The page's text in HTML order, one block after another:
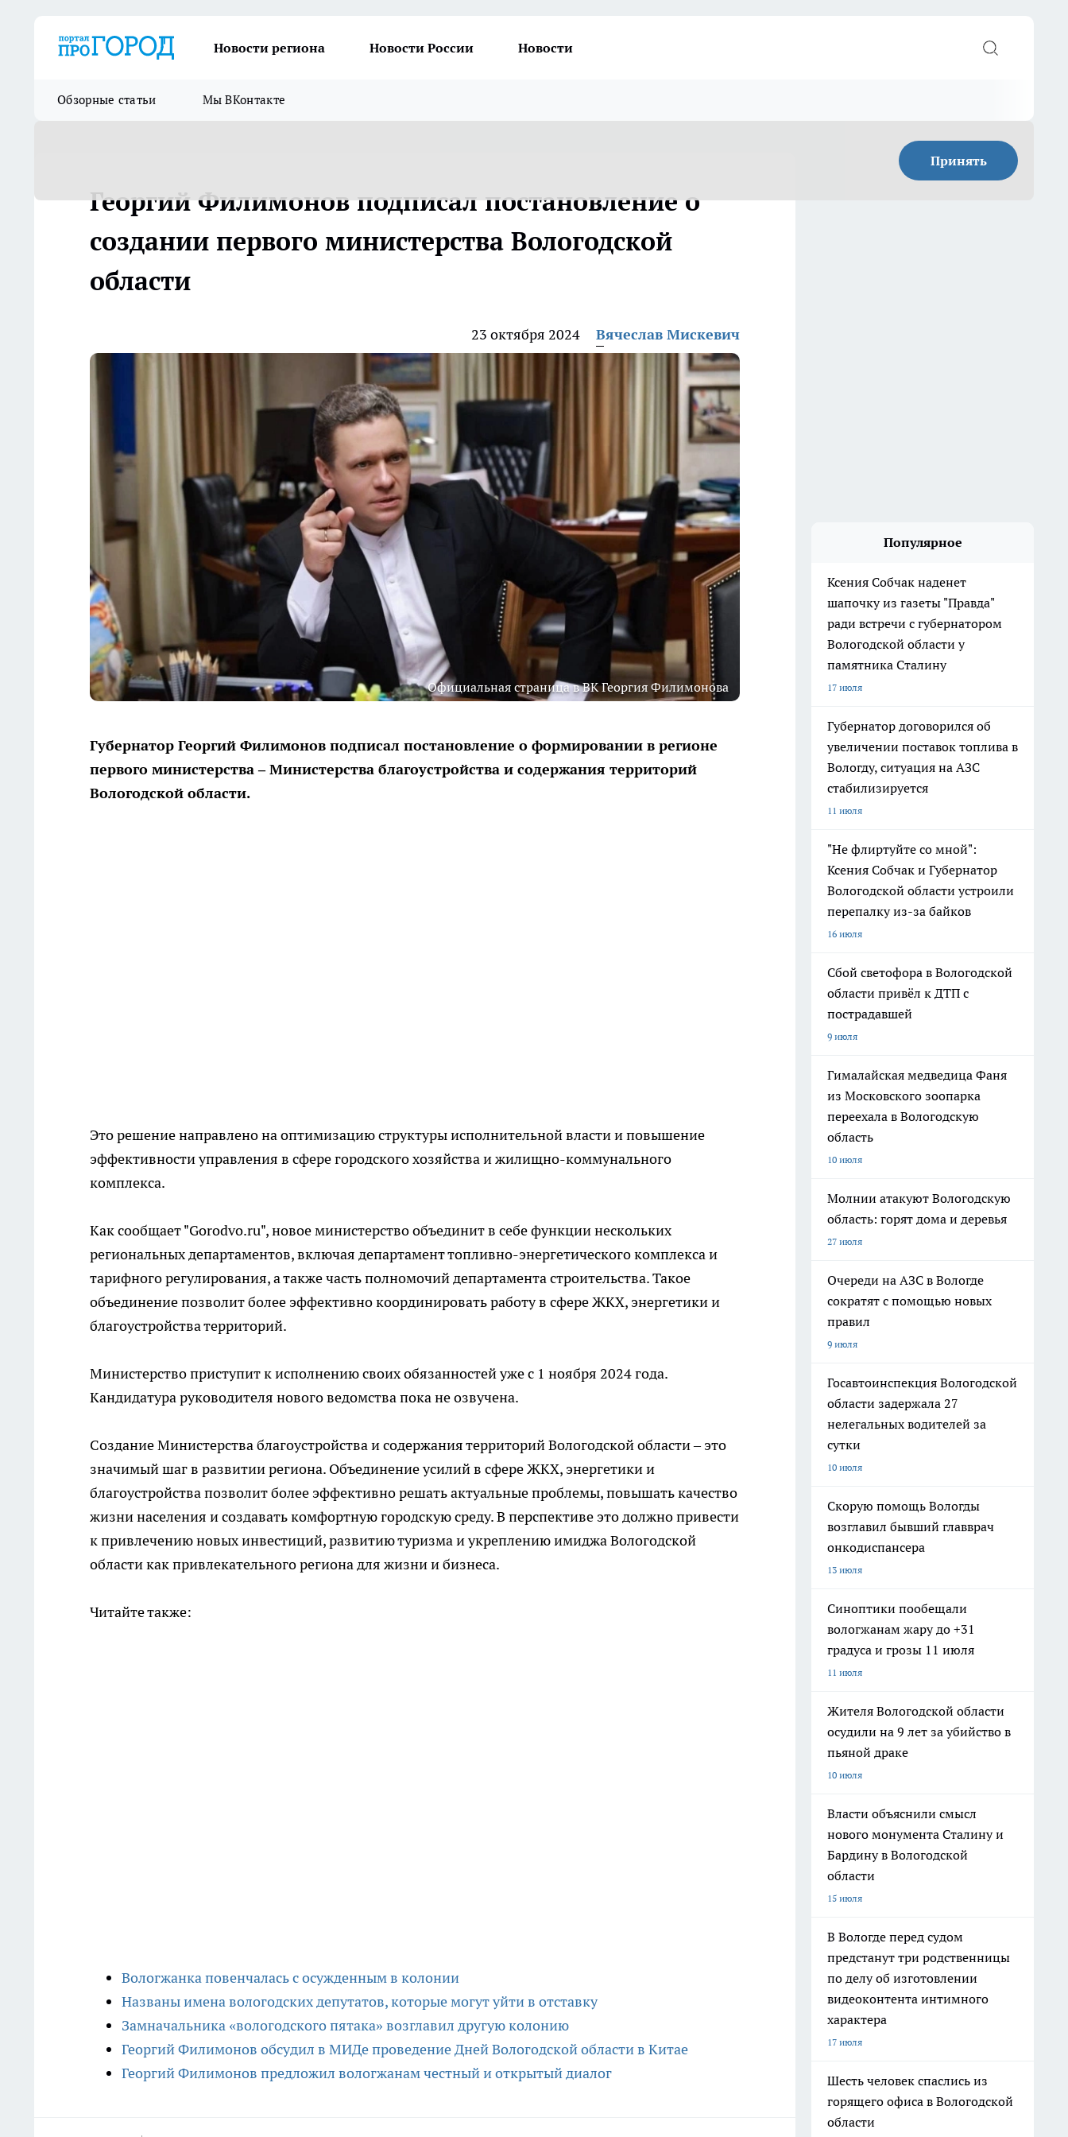
Новости региона Новости России Новости
Обзорные статьи Мы ВКонтакте
Принять
Георгий Филимонов подписал постановление о
создании первого министерства Вологодской
области
23 октября 2024 Вячеслав Мискевич
Официальная страница в ВК Георгия Филимонова
Губернатор Георгий Филимонов подписал постановление о формировании в регионе
первого министерства – Министерства благоустройства и содержания территорий
Вологодской области.
Это решение направлено на оптимизацию структуры исполнительной власти и повышение
эффективности управления в сфере городского хозяйства и жилищно-коммунального
комплекса.
Как сообщает "Gorodvo.ru", новое министерство объединит в себе функции нескольких
региональных департаментов, включая департамент топливно-энергетического комплекса и
тарифного регулирования, а также часть полномочий департамента строительства. Такое
объединение позволит более эффективно координировать работу в сфере ЖКХ, энергетики и
благоустройства территорий.
Министерство приступит к исполнению своих обязанностей уже с 1 ноября 2024 года.
Кандидатура руководителя нового ведомства пока не озвучена.
Создание Министерства благоустройства и содержания территорий Вологодской области – это
значимый шаг в развитии региона. Объединение усилий в сфере ЖКХ, энергетики и
благоустройства позволит более эффективно решать актуальные проблемы, повышать качество
жизни населения и создавать комфортную городскую среду. В перспективе это должно привести
к привлечению новых инвестиций, развитию туризма и укреплению имиджа Вологодской
области как привлекательного региона для жизни и бизнеса.
Читайте также:
Вологжанка повенчалась с осужденным в колонии
Названы имена вологодских депутатов, которые могут уйти в отставку
Замначальника «вологодского пятака» возглавил другую колонию
Георгий Филимонов обсудил в МИДе проведение Дней Вологодской области в Китае
Георгий Филимонов предложил вологжанам честный и открытый диалог
Популярное
Ксения Собчак наденет
шапочку из газеты "Правда"
ради встречи с губернатором
Вологодской области у
памятника Сталину
17 июля
Губернатор договорился об
увеличении поставок топлива в
Вологду, ситуация на АЗС
стабилизируется
11 июля
"Не флиртуйте со мной":
Ксения Собчак и Губернатор
Вологодской области устроили
перепалку из-за байков
16 июля
Сбой светофора в Вологодской
области привёл к ДТП с
пострадавшей
9 июля
Гималайская медведица Фаня
из Московского зоопарка
переехала в Вологодскую
область
10 июля
Молнии атакуют Вологодскую
область: горят дома и деревья
27 июля
Очереди на АЗС в Вологде
сократят с помощью новых
правил
9 июля
Госавтоинспекция Вологодской
области задержала 27
нелегальных водителей за
сутки
10 июля
Скорую помощь Вологды
возглавил бывший главврач
онкодиспансера
13 июля
Синоптики пообещали
вологжанам жару до +31
градуса и грозы 11 июля
11 июля
Жителя Вологодской области
осудили на 9 лет за убийство в
пьяной драке
10 июля
Власти объяснили смысл
нового монумента Сталину и
Бардину в Вологодской
области
15 июля
В Вологде перед судом
предстанут три родственницы
по делу об изготовлении
видеоконтента интимного
характера
17 июля
Шесть человек спаслись из
горящего офиса в Вологодской
области